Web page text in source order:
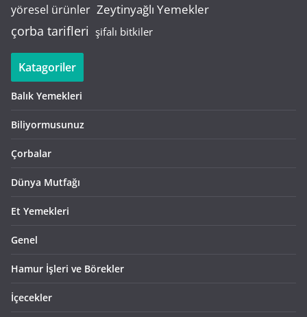
yöresel ürünler Zeytinyağlı Yemekler
çorba tarifleri şifalı bitkiler
Katagoriler
Balık Yemekleri
Biliyormusunuz
Çorbalar
Dünya Mutfağı
Et Yemekleri
Genel
Hamur İşleri ve Börekler
İçecekler